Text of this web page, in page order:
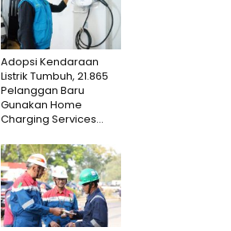
Adopsi Kendaraan
Listrik Tumbuh, 21.865
Pelanggan Baru
Gunakan Home
Charging Services...